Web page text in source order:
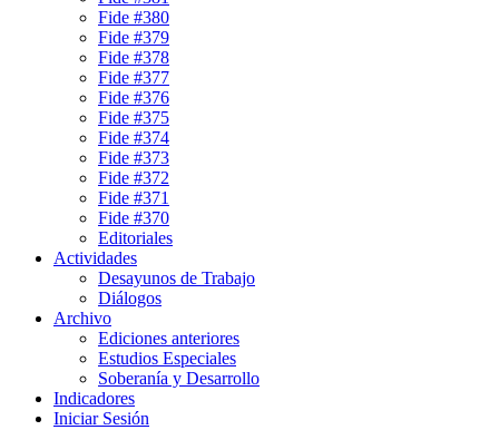
Fide #380
Fide #379
Fide #378
Fide #377
Fide #376
Fide #375
Fide #374
Fide #373
Fide #372
Fide #371
Fide #370
Editoriales
Actividades
Desayunos de Trabajo
Diálogos
Archivo
Ediciones anteriores
Estudios Especiales
Soberanía y Desarrollo
Indicadores
Iniciar Sesión